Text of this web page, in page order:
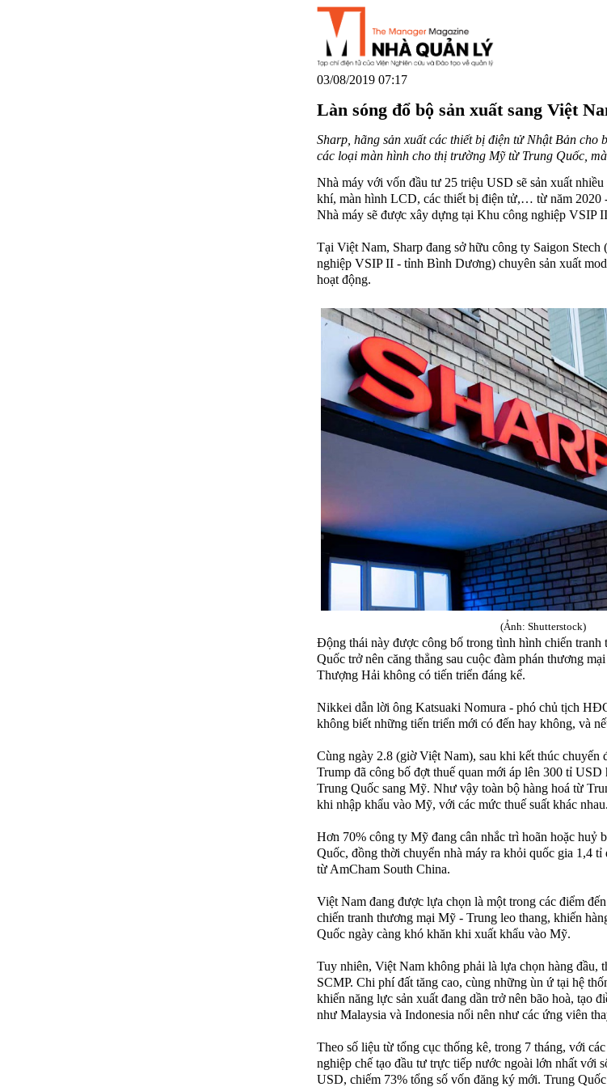
03/08/2019 07:17
Làn sóng đổ bộ sản xuất sang Việt
Sharp, hãng sản xuất các thiết bị điện tử Nhật Bản cho
các loại màn hình cho thị trường Mỹ từ Trung Quốc,
Nhà máy với vốn đầu tư 25 triệu USD sẽ sản xuất
khí, màn hình LCD, các thiết bị điện tử,… từ năm 2020
Nhà máy sẽ được xây dựng tại Khu công nghiệp VSIP
Tại Việt Nam, Sharp đang sở hữu công ty Saigon Stech
nghiệp VSIP II - tỉnh Bình Dương) chuyên sản xuất
hoạt động.
(Ảnh: Shutterstock)
Động thái này được công bố trong tình hình chiến
Quốc trở nên căng thẳng sau cuộc đàm phán thương
Thượng Hải không có tiến triển đáng kể.
Nikkei dẫn lời ông Katsuaki Nomura - phó chủ tịch
không biết những tiến triển mới có đến hay không, và
Cùng ngày 2.8 (giờ Việt Nam), sau khi kết thúc chuyến
Trump đã công bố đợt thuế quan mới áp lên 300 tỉ
Trung Quốc sang Mỹ. Như vậy toàn bộ hàng hoá từ
khi nhập khẩu vào Mỹ, với các mức thuế suất khác nhau.
Hơn 70% công ty Mỹ đang cân nhắc trì hoãn hoặc huỷ
Quốc, đồng thời chuyển nhà máy ra khỏi quốc gia 1,4 tỉ
từ AmCham South China.
Việt Nam đang được lựa chọn là một trong các điểm
chiến tranh thương mại Mỹ - Trung leo thang, khiến
Quốc ngày càng khó khăn khi xuất khẩu vào Mỹ.
Tuy nhiên, Việt Nam không phải là lựa chọn hàng đầu,
SCMP. Chi phí đất tăng cao, cùng những ùn ứ tại hệ
khiến năng lực sản xuất đang dần trở nên bão hoà, tạo
như Malaysia và Indonesia nổi nên như các ứng viên
Theo số liệu từ tổng cục thống kê, trong 7 tháng, với
nghiệp chế tạo đầu tư trực tiếp nước ngoài lớn nhất với
USD, chiếm 73% tổng số vốn đăng ký mới. Trung